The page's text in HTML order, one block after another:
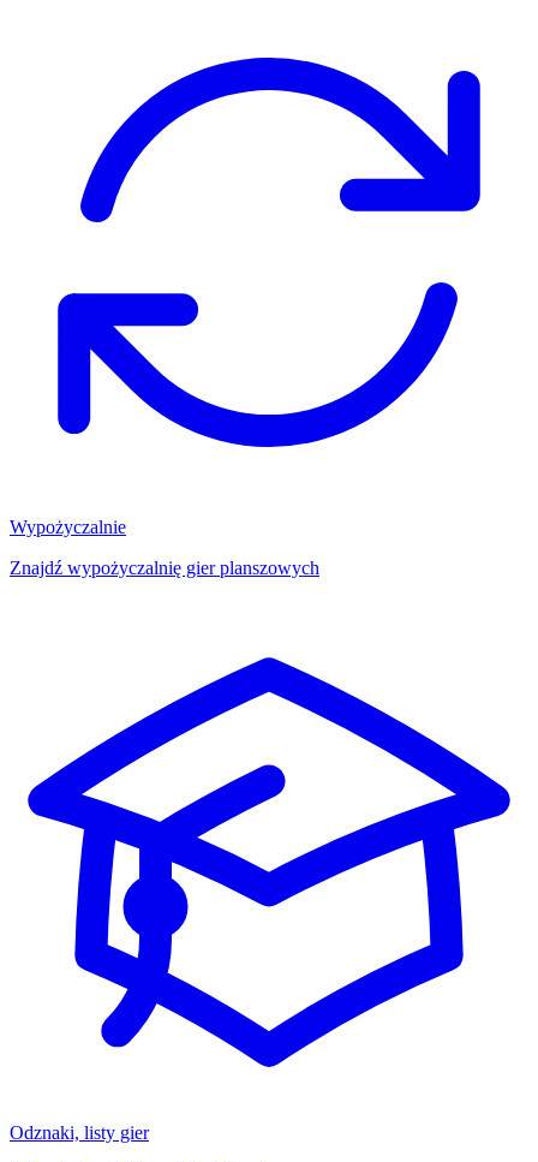
Wypożyczalnie
Znajdź wypożyczalnię gier planszowych
Odznaki, listy gier